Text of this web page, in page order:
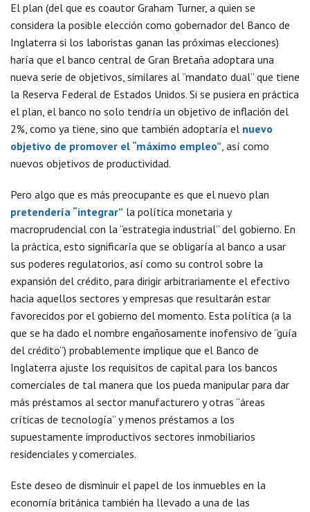
El plan (del que es coautor Graham Turner, a quien se
considera la posible elección como gobernador del Banco de
Inglaterra si los laboristas ganan las próximas elecciones)
haría que el banco central de Gran Bretaña adoptara una
nueva serie de objetivos, similares al “mandato dual” que tiene
la Reserva Federal de Estados Unidos. Si se pusiera en práctica
el plan, el banco no solo tendría un objetivo de inflación del
2%, como ya tiene, sino que también adoptaría el nuevo
objetivo de promover el “máximo empleo”, así como
nuevos objetivos de productividad.
Pero algo que es más preocupante es que el nuevo plan
pretendería “integrar” la política monetaria y
macroprudencial con la “estrategia industrial” del gobierno. En
la práctica, esto significaría que se obligaría al banco a usar
sus poderes regulatorios, así como su control sobre la
expansión del crédito, para dirigir arbitrariamente el efectivo
hacia aquellos sectores y empresas que resultarán estar
favorecidos por el gobierno del momento. Esta política (a la
que se ha dado el nombre engañosamente inofensivo de “guía
del crédito”) probablemente implique que el Banco de
Inglaterra ajuste los requisitos de capital para los bancos
comerciales de tal manera que los pueda manipular para dar
más préstamos al sector manufacturero y otras “áreas
críticas de tecnología” y menos préstamos a los
supuestamente improductivos sectores inmobiliarios
residenciales y comerciales.
Este deseo de disminuir el papel de los inmuebles en la
economía británica también ha llevado a una de las